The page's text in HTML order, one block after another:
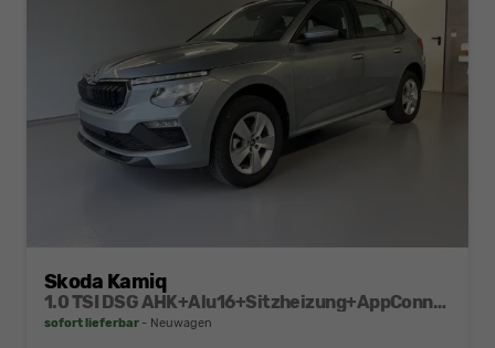
Skoda Kamiq
1.0 TSI DSG AHK+Alu16+Sitzheizung+AppConnect+GV5+LED+Nebel+Klima
sofort lieferbar Neuwagen